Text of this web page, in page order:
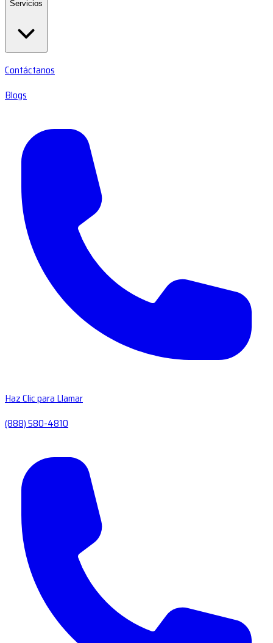
Servicios
Contáctanos
Blogs
Haz Clic para Llamar
(888) 580-4810